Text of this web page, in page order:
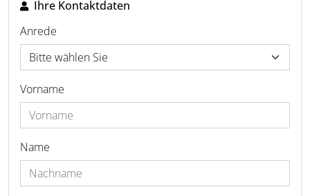
Ihre Kontaktdaten
Anrede
Vorname
Name